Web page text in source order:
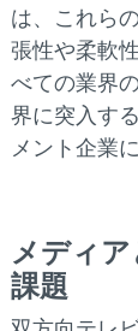
は、これら
張性や柔軟
べての業界
界に突入す
メント企業
メディ
課題